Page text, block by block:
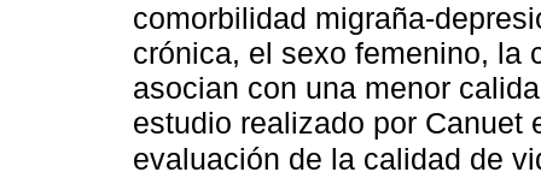
comorbilidad migraña-
crónica, el sexo femenino, la
asocian con una menor
estudio realizado por Canuet
evaluación de la calidad de